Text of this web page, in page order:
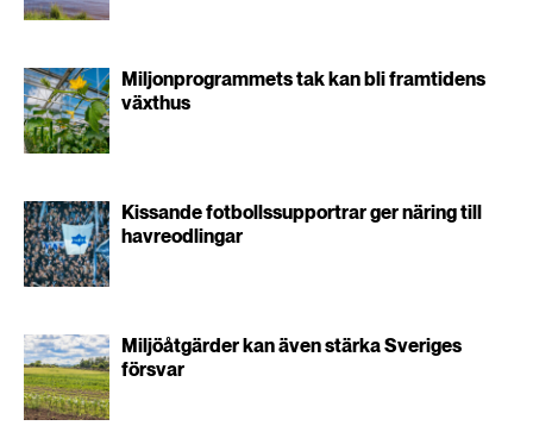
Miljonprogrammets tak kan bli framtidens
växthus
Kissande fotbollssupportrar ger näring till
havreodlingar
Miljöåtgärder kan även stärka Sveriges
försvar